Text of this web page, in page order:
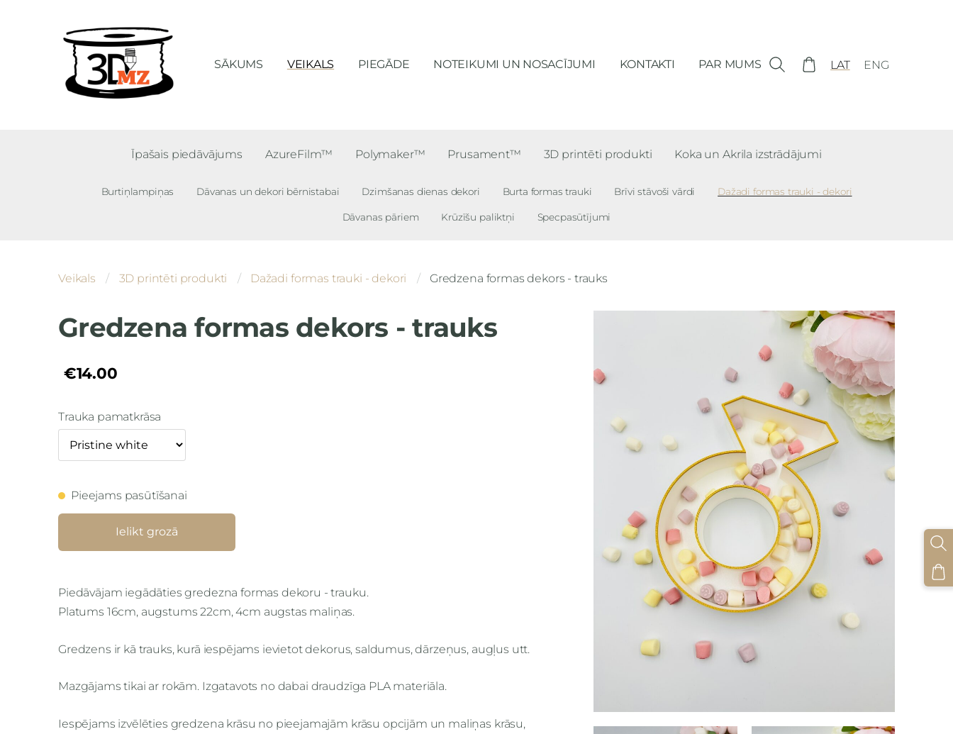
SĀKUMS VEIKALS PIEGĀDE NOTEIKUMI UN NOSACĪJUMI KONTAKTI PAR MUMS LAT ENG
Īpašais piedāvājums AzureFilm™ Polymaker™ Prusament™ 3D printēti produkti Koka un Akrila izstrādājumi
Burtiņlampiņas Dāvanas un dekori bērnistabai Dzimšanas dienas dekori Burta formas trauki Brīvi stāvoši vārdi Dažadi formas trauki - dekori
Dāvanas pāriem Krūzīšu paliktņi Specpasūtījumi
Veikals 3D printēti produkti Dažadi formas trauki - dekori Gredzena formas dekors - trauks
Gredzena formas dekors - trauks
€14.00
Trauka pamatkrāsa
Pieejams pasūtīšanai
Ielikt grozā
Piedāvājam iegādāties gredezna formas dekoru - trauku.
Platums 16cm, augstums 22cm, 4cm augstas maliņas.
Gredzens ir kā trauks, kurā iespējams ievietot dekorus, saldumus, dārzeņus, augļus utt.
Mazgājams tikai ar rokām. Izgatavots no dabai draudzīga PLA materiāla.
Iespējams izvēlēties gredzena krāsu no pieejamajām krāsu opcijām un maliņas krāsu,